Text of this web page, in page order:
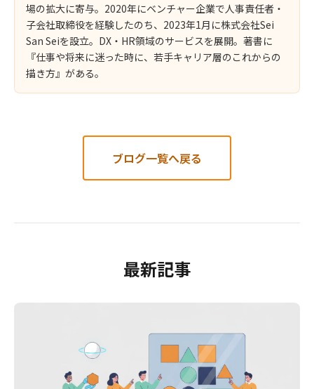
場の拡大に寄与。2020年にベンチャー企業で人事責任者・
子会社取締役を経験したのち、2023年1月に株式会社Sei
San Seiを設立。DX・HR領域のサービスを展開。著書に
『仕事や将来に迷った時に、若手キャリア層のこれからの
描き方』がある。
ブログ一覧へ戻る
最新記事